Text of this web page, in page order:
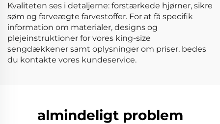
Kvaliteten ses i detaljerne: forstærkede hjørner, sikre
søm og farveægte farvestoffer. For at få specifik
information om materialer, designs og
plejeinstruktioner for vores king-size
sengdækkener samt oplysninger om priser, bedes
du kontakte vores kundeservice.
almindeligt problem